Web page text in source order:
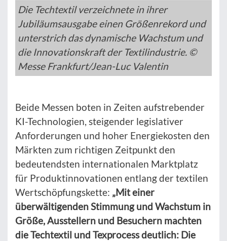
Die Techtextil verzeichnete in ihrer
Jubiläumsausgabe einen Größenrekord und
unterstrich das dynamische Wachstum und
die Innovationskraft der Textilindustrie. ©
Messe Frankfurt/Jean-Luc Valentin
Beide Messen boten in Zeiten aufstrebender
KI-Technologien, steigender legislativer
Anforderungen und hoher Energiekosten den
Märkten zum richtigen Zeitpunkt den
bedeutendsten internationalen Marktplatz
für Produktinnovationen entlang der textilen
Wertschöpfungskette: „Mit einer
überwältigenden Stimmung und Wachstum in
Größe, Ausstellern und Besuchern machten
die Techtextil und Texprocess deutlich: Die